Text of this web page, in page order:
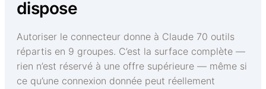
dispose
Autoriser le connecteur donne à Claude 70 outils
répartis en 9 groupes. C’est la surface complète —
rien n’est réservé à une offre supérieure — même si
ce qu’une connexion donnée peut réellement